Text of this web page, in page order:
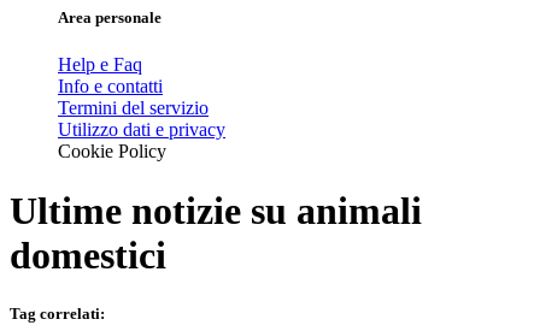
Area personale
Help e Faq
Info e contatti
Termini del servizio
Utilizzo dati e privacy
Cookie Policy
Ultime notizie su animali
domestici
Tag correlati: